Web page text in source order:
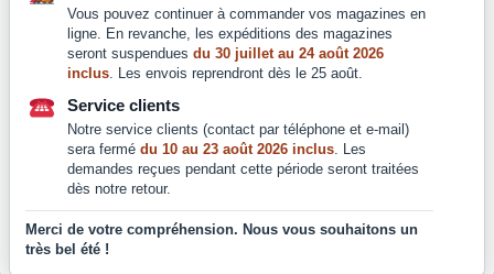
Pour offrir les meilleures expériences, nous utilisons des technologies
telles que les cookies pour stocker et/ou accéder aux informations des
appareils. Le fait de consentir à ces technologies nous permettra de
traiter des données telles que le comportement de navigation ou les ID
uniques sur ce site. Le fait de ne pas consentir ou de retirer son
consentement peut avoir un effet négatif sur certaines caractéristiques
et fonctions.
Accepter
Mentions légales
Conditions générales de
vente et d'utilisation
confidentialité
Vous pouvez continuer à commander vos magazines en
ligne. En revanche, les expéditions des magazines
seront suspendues du 30 juillet au 24 août 2026
inclus. Les envois reprendront dès le 25 août.
Service clients
Notre service clients (contact par téléphone et e-mail)
sera fermé du 10 au 23 août 2026 inclus. Les
demandes reçues pendant cette période seront traitées
dès notre retour.
Merci de votre compréhension. Nous vous souhaitons un
très bel été !